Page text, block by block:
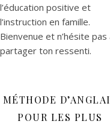
l’éducation positive et
l’instruction en famille.
Bienvenue et n’hésite pas
partager ton ressenti.
MÉTHODE
POUR LES PLUS